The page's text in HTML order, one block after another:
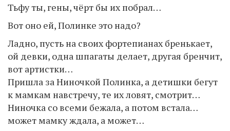
Тьфу ты, гены, чёрт бы их побрал…
Вот оно ей, Полинке это надо?
Ладно, пусть на своих фортепианах бренькает,
ой девки, одна шпагаты делает, другая бренчит,
вот артистки…
Пришла за Ниночкой Полинка, а детишки бегут
к мамкам навстречу, те их ловят, смотрит…
Ниночка со всеми бежала, а потом встала…
может мамку ждала, а может…